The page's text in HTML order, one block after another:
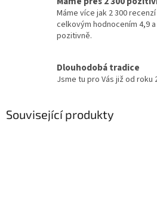
Máme více jak 2 300
celkovým hodnocením 4,9
pozitivně.
Dlouhodobá tradice
Jsme tu pro Vás již od roku
Související produkty